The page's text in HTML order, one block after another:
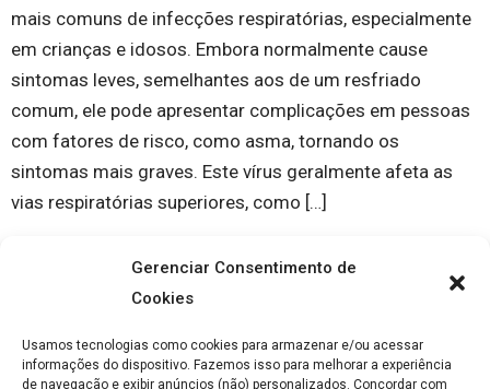
Gerenciar Consentimento de
Cookies
Usamos tecnologias como cookies para armazenar e/ou acessar
informações do dispositivo. Fazemos isso para melhorar a experiência
de navegação e exibir anúncios (não) personalizados. Concordar com
mais comuns de infecções respiratórias, especialmente
em crianças e idosos. Embora normalmente cause
sintomas leves, semelhantes aos de um resfriado
comum, ele pode apresentar complicações em pessoas
com fatores de risco, como asma, tornando os
sintomas mais graves. Este vírus geralmente afeta as
vias respiratórias superiores, como […]